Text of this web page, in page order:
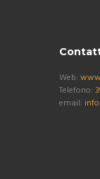
Web:
Telefono:
email: